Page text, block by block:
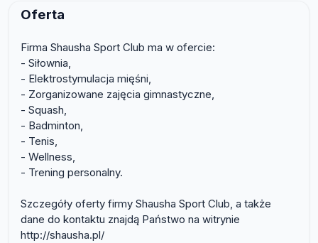
Oferta
Firma Shausha Sport Club ma w ofercie:
- Siłownia,
- Elektrostymulacja mięśni,
- Zorganizowane zajęcia gimnastyczne,
- Squash,
- Badminton,
- Tenis,
- Wellness,
- Trening personalny.
Szczegóły oferty firmy Shausha Sport Club, a także
dane do kontaktu znajdą Państwo na witrynie
http://shausha.pl/